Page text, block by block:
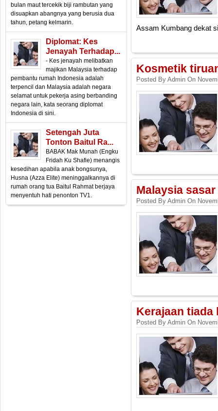
bulan maut tercekik biji rambutan yang
disuapkan abangnya yang berusia dua
tahun, petang kelmarin.
Diplomat: Kes
Jenayah Terhadap...
- Kes jenayah melibatkan
majikan Malaysia terhadap
pembantu rumah Indonesia adalah
terpencil dan Malaysia adalah negara
selamat untuk pekerja asing berbanding
negara lain, kata seorang diplomat
Indonesia di sini.
Setengah Juta
Tonton Baitul Ra...
BABAK Mak Munah (Engku
Fridah Ku Shafie) menangis
kesedihan apabila anak bongsunya,
Husna (Azza Elite) meninggalkannya di
rumah orang tua Baitul Rahmat berjaya
menyentuh hati penonton TV1.
Assam Kumbang dekat
Kosmetik
Posted By Admin On
Malaysia
Posted By Admin On
Kerajaan tiada
Posted By Admin On